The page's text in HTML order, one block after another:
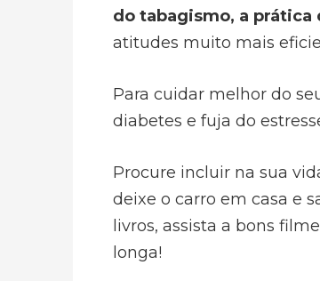
do tabagismo, a
atitudes muito mais
Para cuidar melhor do
diabetes e fuja do
Procure incluir na sua
deixe o carro em casa e
livros, assista a bons
longa!